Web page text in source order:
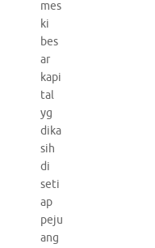
mes
ki
bes
ar
kapi
tal
yg
dika
sih
di
seti
ap
peju
ang